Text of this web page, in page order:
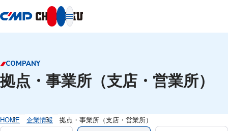
COMPANY
拠点・事業所（支店・営業所）
HOME 企業情報 拠点・事業所（支店・営業所）